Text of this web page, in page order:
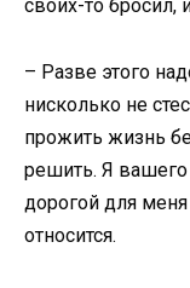
своих-то бросил,
– Разве этого
нисколько не
прожить жизнь
решить. Я
дорогой для
относится.